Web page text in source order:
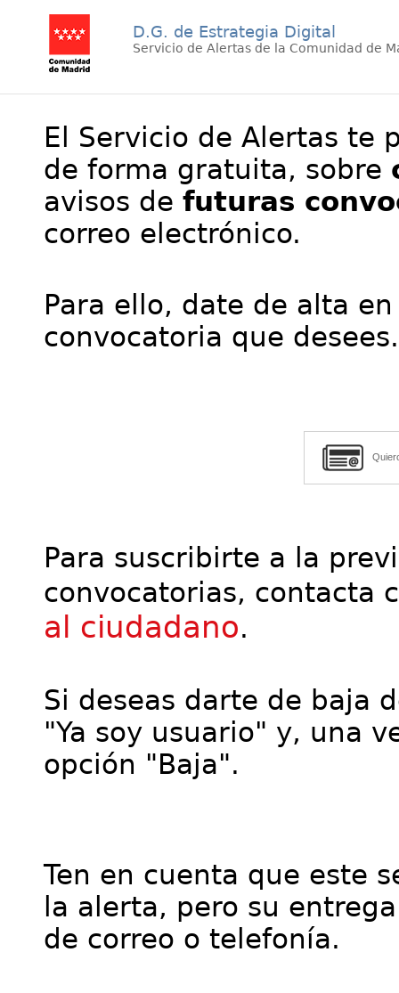
D.G. de Estrategia Digital
Servicio de Alertas de la Comunidad de
El Servicio de Alertas te
de forma gratuita, sobre
avisos de futuras
correo electrónico.
Para ello, date de alta
convocatoria que desees.
Para suscribirte a la
convocatorias, contacta
al ciudadano.
Si deseas darte de baja
"Ya soy usuario" y, una
opción "Baja".
Ten en cuenta que este
la alerta, pero su
de correo o telefonía.